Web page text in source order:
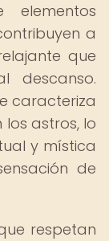
a
que
descanso.
caracteriza
los astros, lo
y mística
de
respetan